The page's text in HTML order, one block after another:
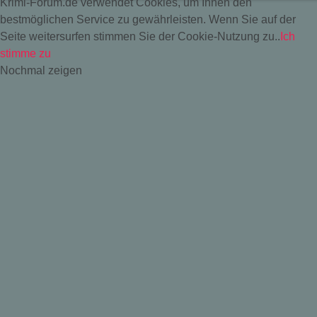
bestmöglichen Service zu gewährleisten. Wenn Sie auf der
Seite weitersurfen stimmen Sie der Cookie-Nutzung zu.. Ich
stimme zu
Nochmal zeigen